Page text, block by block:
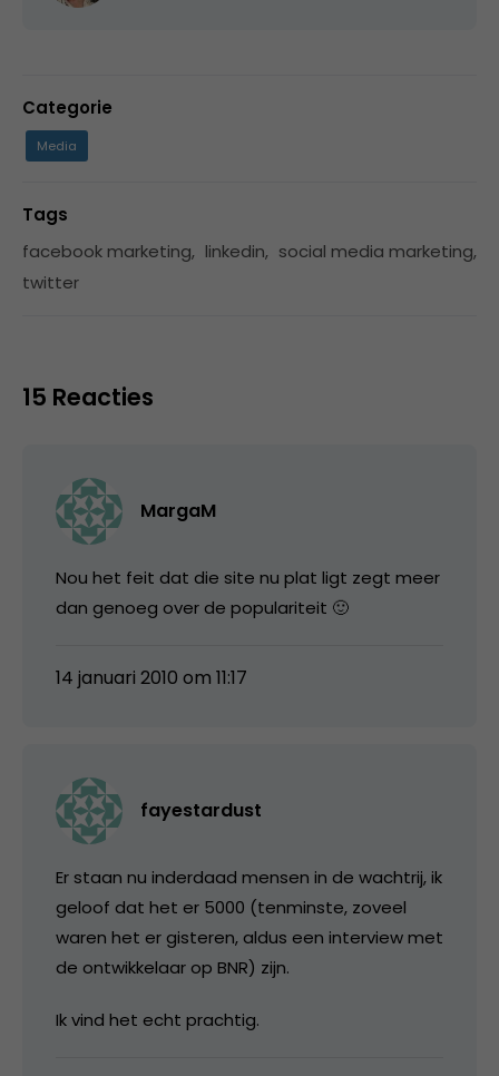
Categorie
Media
Tags
facebook marketing, linkedin, social media marketing,
twitter
15 Reacties
MargaM
Nou het feit dat die site nu plat ligt zegt meer
dan genoeg over de populariteit 🙂
14 januari 2010 om 11:17
fayestardust
Er staan nu inderdaad mensen in de wachtrij, ik
geloof dat het er 5000 (tenminste, zoveel
waren het er gisteren, aldus een interview met
de ontwikkelaar op BNR) zijn.
Ik vind het echt prachtig.